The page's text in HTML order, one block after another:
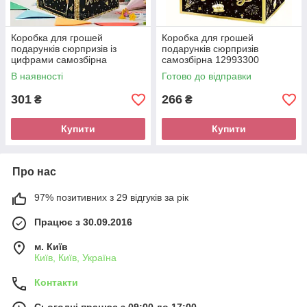
Коробка для грошей
подарунків сюрпризів із
цифрами самозбірна
12993322
В наявності
301 ₴
Купити
Коробка для грошей
подарунків сюрпризів
самозбірна 12993300
Готово до відправки
266 ₴
Купити
Про нас
97% позитивних з 29 відгуків за рік
Працює з 30.09.2016
м. Київ
Київ, Київ, Україна
Контакти